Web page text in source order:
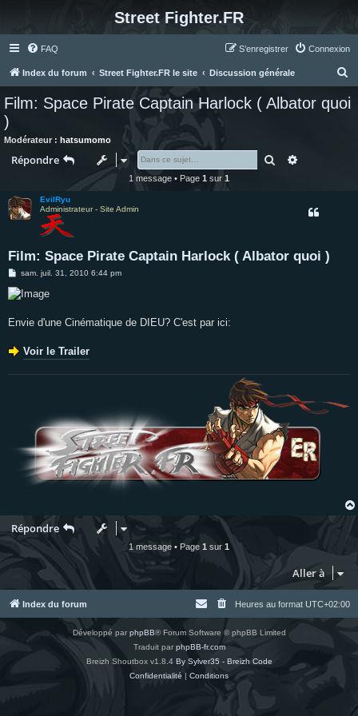
Street Fighter.FR
FAQ Connexion
S’enregistrer
Index du forum Street Fighter.FR le site Discussion générale
c
Film: Space Pirate Captain Harlock ( Albator quoi
)
Modérateur : hatsumomo
Répondre Rechercher
1 message • Page 1 sur 1
EvilRyu
Administrateur - Site Admin
Film: Space Pirate Captain Harlock ( Albator quoi )
M
s
s
g
sam. juil. 31, 2010 6:44 pm
Envie d'une Cinématique de DIEU? C'est par ici:
Voir le Trailer
Répondre
1 message • Page 1 sur 1
Aller à
Index du forum Heures au format UTC+02:00
Développé par phpBB® Forum Software © phpBB Limited
Traduit par phpBB-fr.com
Breizh Shoutbox v1.8.4 By Sylver35 - Breizh Code
Confidentialité | Conditions